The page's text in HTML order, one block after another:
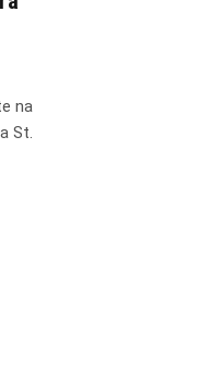
na
St.